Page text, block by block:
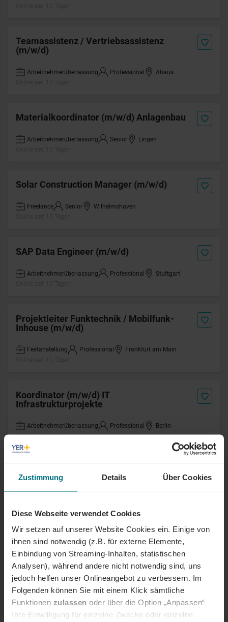
Zustimmung Details Über Cookies
Diese Webseite verwendet Cookies
Wir setzen auf unserer Website Cookies ein. Einige von
ihnen sind notwendig (z.B. für externe Elemente,
Einbindung von Streaming-Inhalten, statistischen
Analysen), während andere nicht notwendig sind, uns
jedoch helfen unser Onlineangebot zu verbessern. Im
Folgenden können Sie mit einem Klick sämtliche
Funktionen zulassen oder über die Option „Anpassen“
Ihre Einwilligung für einzelne Zwecke oder einzelne
Teamassistenz / Vertriebsassistenz
(m/w/d)
Arbeitnehmerüberlassung Professional
Ahaus
Materialkoordinator (m/w/d) Anlagenbau
Arbeitnehmerüberlassung Senior
Lingen
Solar Construction Manager (m/w/d)
Freelance Senior
Wilhelmshaven
SAP Data Engineer (m/w/d)
Arbeitnehmerüberlassung Professional
Stuttgart
Projektleiter Funktechnik / Mobilfunk-
Inhouse (m/w/d)
Festanstellung Professional
Frankfurt am Main
Koordinator (m/w/d) IT
Infrastrukturprojekte
Arbeitnehmerüberlassung Professional
Berlin
Online seit 10 Tagen
Arbeitnehmerüberlassung
Leiter Produktmanagement (m/w/d)
Festanstellung Lead / Management
Online seit 10 Tagen
Projektleiter Werkstatt-Transformation
(m/w/d)